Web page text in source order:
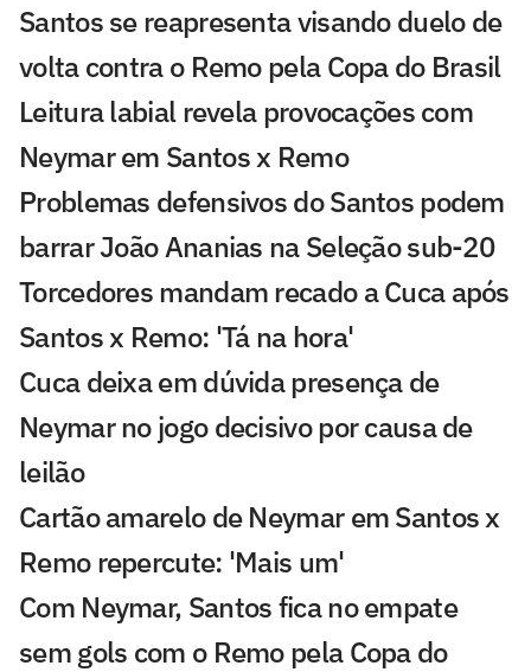
Santos se reapresenta visando duelo de
volta contra o Remo pela Copa do Brasil
Leitura labial revela provocações com
Neymar em Santos x Remo
Problemas defensivos do Santos podem
barrar João Ananias na Seleção sub-20
Torcedores mandam recado a Cuca após
Santos x Remo: 'Tá na hora'
Cuca deixa em dúvida presença de
Neymar no jogo decisivo por causa de
leilão
Cartão amarelo de Neymar em Santos x
Remo repercute: 'Mais um'
Com Neymar, Santos fica no empate
sem gols com o Remo pela Copa do